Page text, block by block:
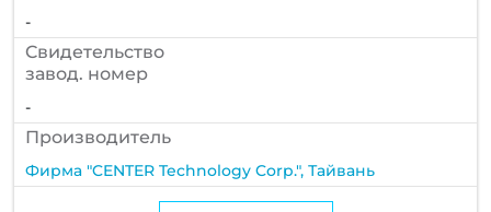
-
Cвидетельство
завод. номер
-
Производитель
Фирма "CENTER Technology Corp.", Тайвань